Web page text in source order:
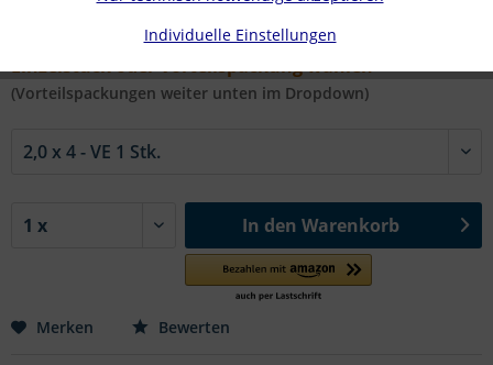
#9090 A2 TX SW | Ø x L in mm:
Einzelstück oder Vorteilspackung wählen
(Vorteilspackungen weiter unten im Dropdown)
In den Warenkorb
Merken Bewerten
Individuelle Einstellungen